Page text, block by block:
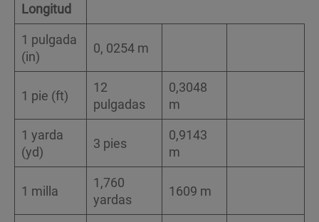
Longitud
1 pulgada
(in)
0, 0254 m
1 pie (ft)
12
pulgadas
0,3048
m
1 yarda
(yd)
3 pies
0,9143
m
1 milla
1,760
yardas
1609 m